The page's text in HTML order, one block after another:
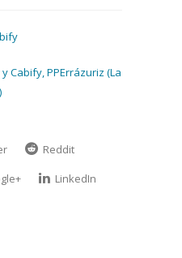
Cabify, PPErrázuriz (La
Reddit
LinkedIn